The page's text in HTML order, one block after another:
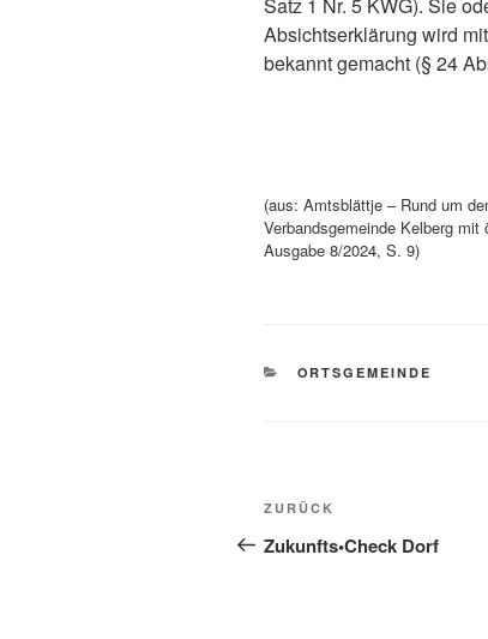
Satz 1 Nr. 5 KWG). Sie
Absichtserklärung wird
bekannt gemacht (§ 24
(aus: Amtsblättje – Rund um
Verbandsgemeinde Kelberg
Ausgabe 8/2024, S. 9)
KATEGORIEN
ORTSGEMEINDE
Vorheriger
Beitrag
ZURÜCK
Zukunfts•Check Dorf